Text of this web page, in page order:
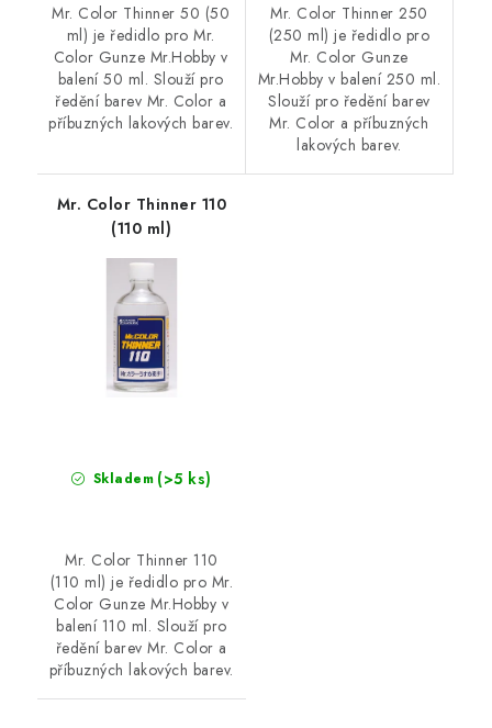
Mr. Color Thinner 50 (50
ml) je ředidlo pro Mr.
Color Gunze Mr.Hobby v
balení 50 ml. Slouží pro
ředění barev Mr. Color a
příbuzných lakových barev.
Mr. Color Thinner 250
(250 ml) je ředidlo pro
Mr. Color Gunze
Mr.Hobby v balení 250 ml.
Slouží pro ředění barev
Mr. Color a příbuzných
lakových barev.
Mr. Color Thinner 110
(110 ml)
Skladem (>5 ks)
Mr. Color Thinner 110
(110 ml) je ředidlo pro Mr.
Color Gunze Mr.Hobby v
balení 110 ml. Slouží pro
ředění barev Mr. Color a
příbuzných lakových barev.